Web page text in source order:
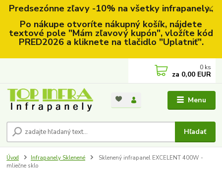
Predsezónne zľavy -10% na všetky infrapanely..
Po nákupe otvoríte nákupný košík, nájdete
textové pole "Mám zľavový kupón", vložíte kód
PRED2026 a kliknete na tlačidlo "Uplatniť".
Menu
Hľadať
0 ks
za 0,00 EUR
Úvod Infrapanely Sklenené
Sklenený infrapanel EXCELENT 400W -
mliečne sklo